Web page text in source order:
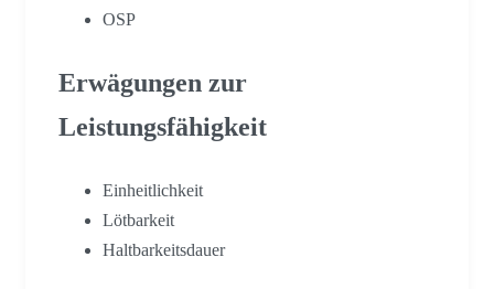
OSP
Erwägungen zur
Leistungsfähigkeit
Einheitlichkeit
Lötbarkeit
Haltbarkeitsdauer